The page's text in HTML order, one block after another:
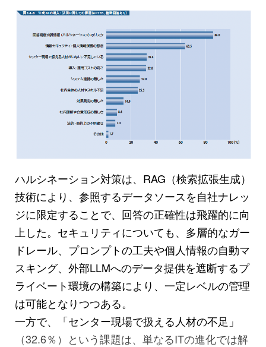
ハルシネーション対策は、RAG（検索拡張生成）
技術により、参照するデータソースを自社ナレッ
ジに限定することで、回答の正確性は飛躍的に向
上した。セキュリティについても、多層的なガー
ドレール、プロンプトの工夫や個人情報の自動マ
スキング、外部LLMへのデータ提供を遮断するプ
ライベート環境の構築により、一定レベルの管理
は可能となりつつある。
一方で、「センター現場で扱える人材の不足」
（32.6％）という課題は、単なるITの進化では解